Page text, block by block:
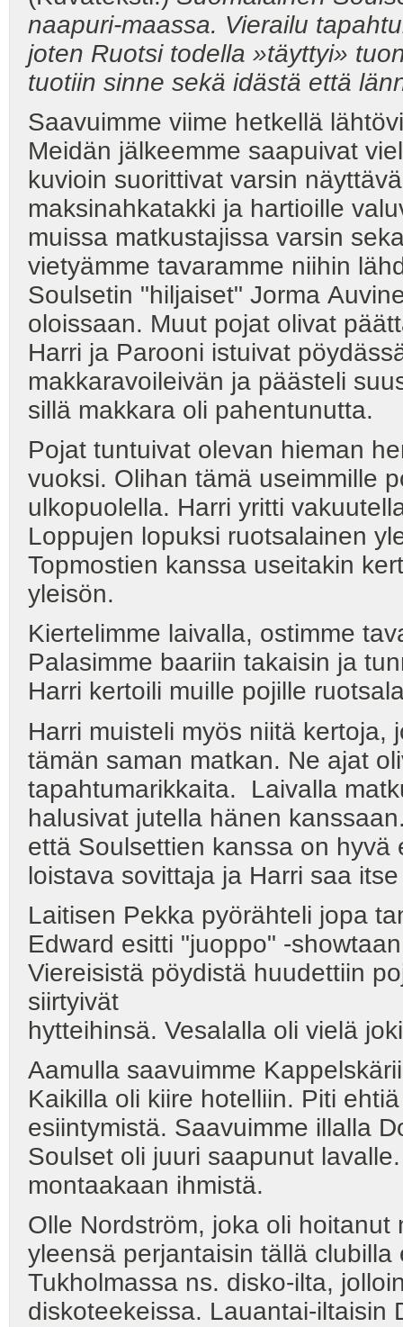
naapuri-maassa. Vierailu
joten Ruotsi todella »täyttyi»
tuotiin sinne sekä idästä että
Saavuimme viime hetkellä
Meidän jälkeemme saapuivat
kuvioin suorittivat varsin
maksinahkatakki ja hartioille
muissa matkustajissa varsin
vietyämme tavaramme niihin
Soulsetin "hiljaiset" Jorma
oloissaan. Muut pojat olivat
Harri ja Parooni istuivat
makkaravoileivän ja päästeli
sillä makkara oli pahentunutta.
Pojat tuntuivat olevan hieman
vuoksi. Olihan tämä useimmille
ulkopuolella. Harri yritti
Loppujen lopuksi ruotsalainen
Topmostien kanssa useitakin
yleisön.
Kiertelimme laivalla, ostimme
Palasimme baariin takaisin ja
Harri kertoili muille pojille
Harri muisteli myös niitä kertoja,
tämän saman matkan. Ne ajat
tapahtumarikkaita. Laivalla
halusivat jutella hänen
että Soulsettien kanssa on
loistava sovittaja ja Harri saa
Laitisen Pekka pyörähteli jopa
Edward esitti "juoppo" -
Viereisistä pöydistä huudettiin
siirtyivät
hytteihinsä. Vesalalla oli vielä
Aamulla saavuimme
Kaikilla oli kiire hotelliin. Piti
esiintymistä. Saavuimme illalla
Soulset oli juuri saapunut
montaakaan ihmistä.
Olle Nordström, joka oli
yleensä perjantaisin tällä
Tukholmassa ns. disko-ilta,
diskoteekeissa. Lauantai-iltaisin